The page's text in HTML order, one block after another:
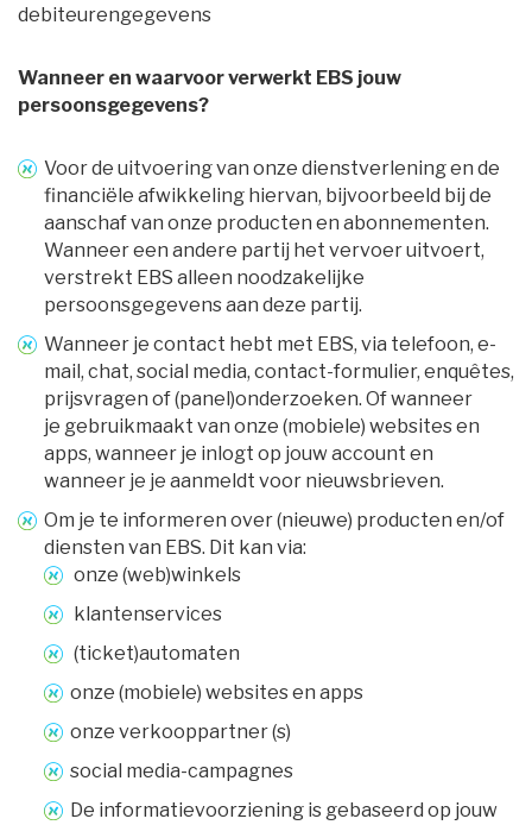
debiteurengegevens
Wanneer en waarvoor verwerkt EBS jouw
persoonsgegevens?
Voor de uitvoering van onze dienstverlening en de
financiële afwikkeling hiervan, bijvoorbeeld bij de
aanschaf van onze producten en abonnementen.
Wanneer een andere partij het vervoer uitvoert,
verstrekt EBS alleen noodzakelijke
persoonsgegevens aan deze partij.
Wanneer je contact hebt met EBS, via telefoon, e-
mail, chat, social media, contact-formulier, enquêtes,
prijsvragen of (panel)onderzoeken. Of wanneer
je gebruikmaakt van onze (mobiele) websites en
apps, wanneer je inlogt op jouw account en
wanneer je je aanmeldt voor nieuwsbrieven.
Om je te informeren over (nieuwe) producten en/of
diensten van EBS. Dit kan via:
onze (web)winkels
klantenservices
(ticket)automaten
onze (mobiele) websites en apps
onze verkooppartner (s)
social media-campagnes
De informatievoorziening is gebaseerd op jouw